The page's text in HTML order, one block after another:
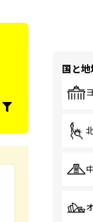
国と